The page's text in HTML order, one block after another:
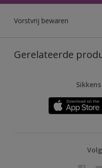
Vorstvrij bewaren
Gerelateerde